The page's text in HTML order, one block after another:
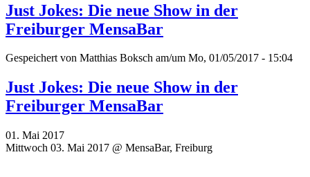
Just Jokes: Die neue Show in der
Freiburger MensaBar
Gespeichert von Matthias Boksch am/um Mo, 01/05/2017 - 15:04
Just Jokes: Die neue Show in der
Freiburger MensaBar
01. Mai 2017
Mittwoch 03. Mai 2017 @ MensaBar, Freiburg